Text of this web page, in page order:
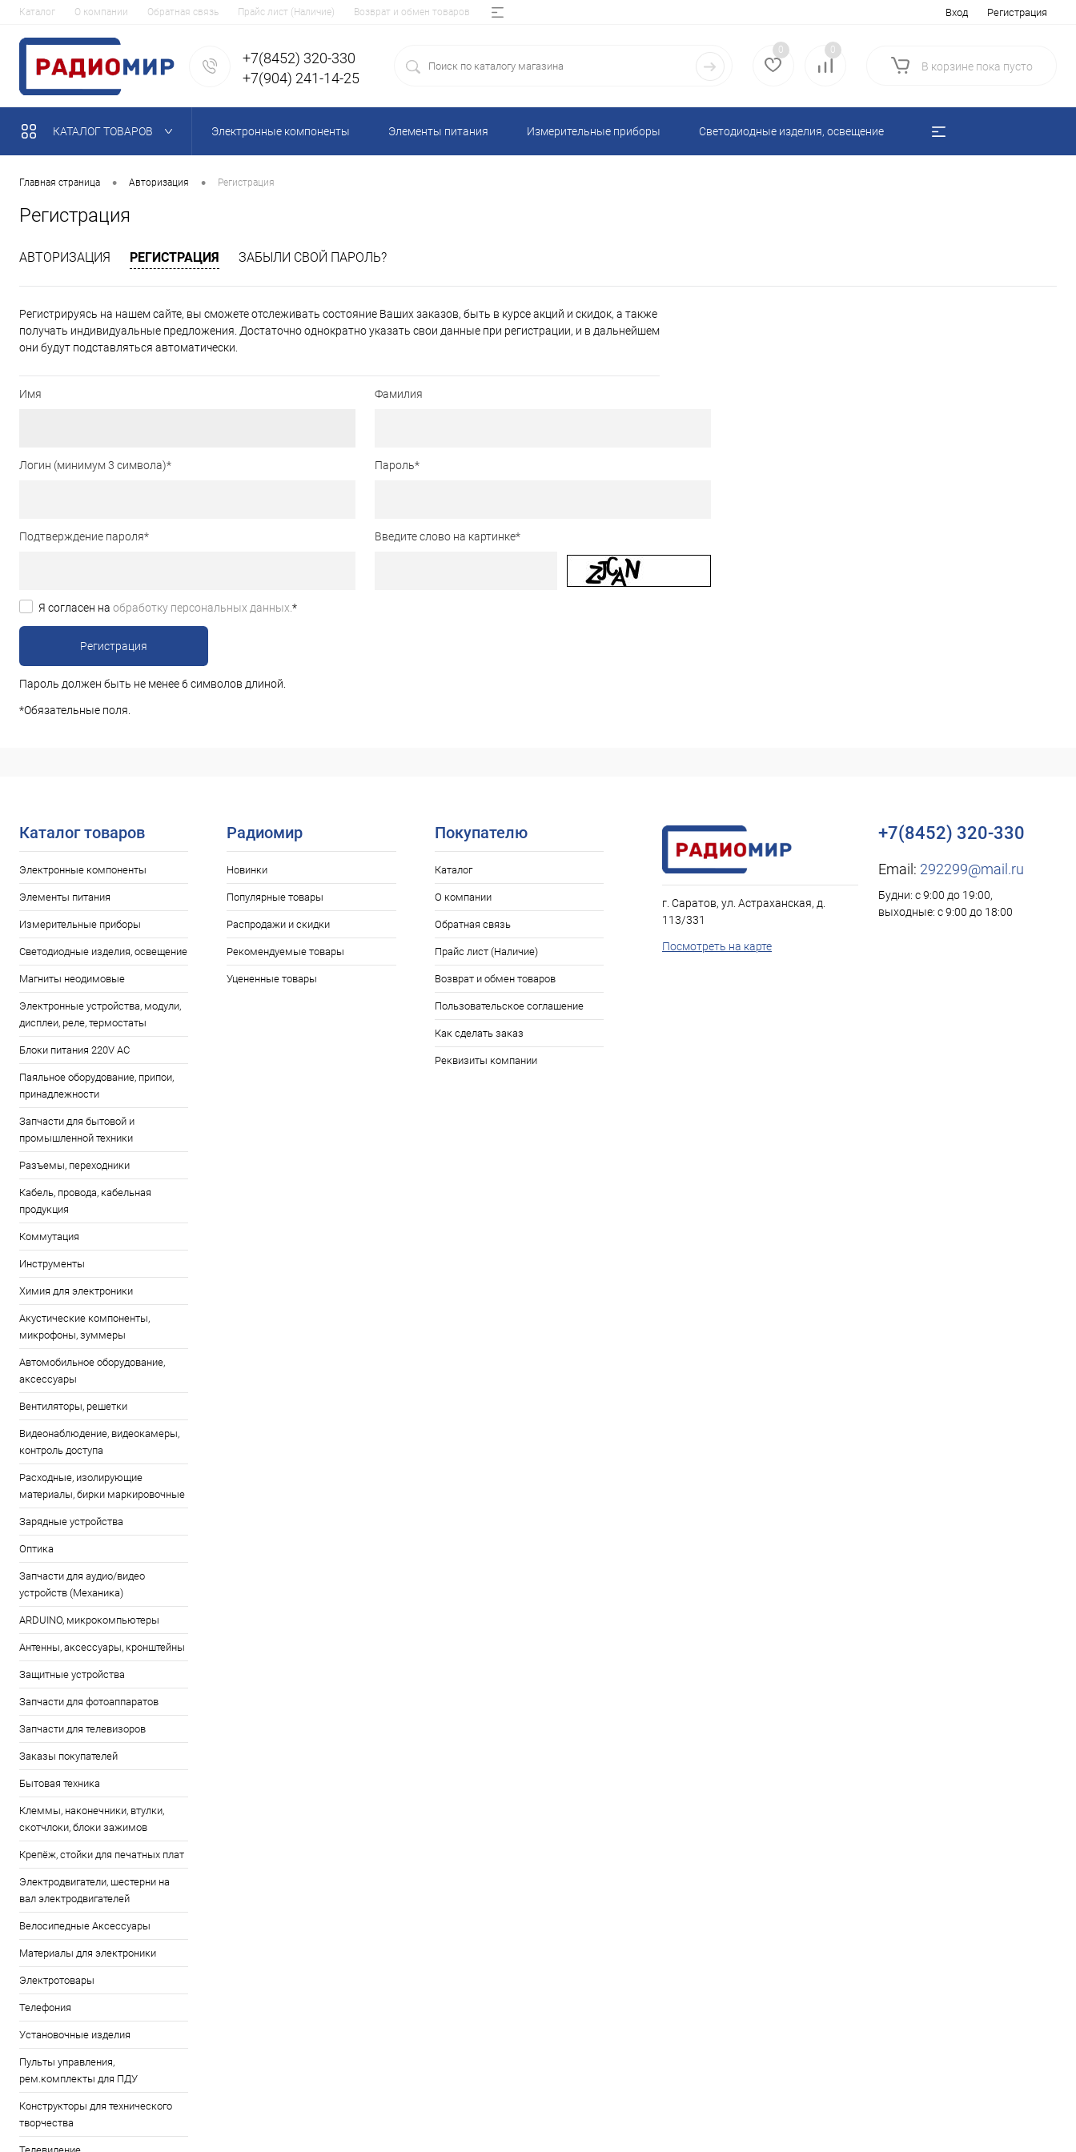
Каталог О компании Обратная связь Прайс лист (Наличие) Возврат и обмен товаров Вход Регистрация
+7(8452) 320-330
+7(904) 241-14-25
0 0
В корзине пока пусто
КАТАЛОГ ТОВАРОВ Электронные компоненты Элементы питания Измерительные приборы Светодиодные изделия, освещение
Главная страница • Авторизация • Регистрация
Регистрация
АВТОРИЗАЦИЯ РЕГИСТРАЦИЯ ЗАБЫЛИ СВОЙ ПАРОЛЬ?
Регистрируясь на нашем сайте, вы сможете отслеживать состояние Ваших заказов, быть в курсе акций и скидок, а также
получать индивидуальные предложения. Достаточно однократно указать свои данные при регистрации, и в дальнейшем
они будут подставляться автоматически.
Имя Фамилия
Логин (минимум 3 символа)* Пароль*
Подтверждение пароля* Введите слово на картинке*
Я согласен на обработку персональных данных.*
Пароль должен быть не менее 6 символов длиной.
*Обязательные поля.
Каталог товаров
Электронные компоненты
Элементы питания
Измерительные приборы
Светодиодные изделия, освещение
Магниты неодимовые
Электронные устройства, модули,
дисплеи, реле, термостаты
Блоки питания 220V AC
Паяльное оборудование, припои,
принадлежности
Запчасти для бытовой и
промышленной техники
Разъемы, переходники
Кабель, провода, кабельная
продукция
Коммутация
Инструменты
Химия для электроники
Акустические компоненты,
микрофоны, зуммеры
Автомобильное оборудование,
аксессуары
Вентиляторы, решетки
Видеонаблюдение, видеокамеры,
контроль доступа
Расходные, изолирующие
материалы, бирки маркировочные
Зарядные устройства
Оптика
Запчасти для аудио/видео
устройств (Механика)
ARDUINO, микрокомпьютеры
Антенны, аксессуары, кронштейны
Защитные устройства
Запчасти для фотоаппаратов
Запчасти для телевизоров
Заказы покупателей
Бытовая техника
Клеммы, наконечники, втулки,
скотчлоки, блоки зажимов
Крепёж, стойки для печатных плат
Электродвигатели, шестерни на
вал электродвигателей
Велосипедные Аксессуары
Материалы для электроники
Электротовары
Телефония
Установочные изделия
Пульты управления,
рем.комплекты для ПДУ
Конструкторы для технического
творчества
Радиомир
Новинки
Популярные товары
Распродажи и скидки
Рекомендуемые товары
Уцененные товары
Покупателю
Каталог
О компании
Обратная связь
Прайс лист (Наличие)
Возврат и обмен товаров
Пользовательское соглашение
Как сделать заказ
Реквизиты компании
г. Саратов, ул. Астраханская, д.
113/331
Посмотреть на карте
+7(8452) 320-330
Email: 292299@mail.ru
Будни: с 9:00 до 19:00,
выходные: с 9:00 до 18:00